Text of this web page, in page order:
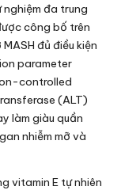
nghiệm đa trung
công bố trên
đủ điều kiện
parameter
controlled
(ALT)
làm giàu quần
nhiễm mỡ và
vitamin E tự nhiên